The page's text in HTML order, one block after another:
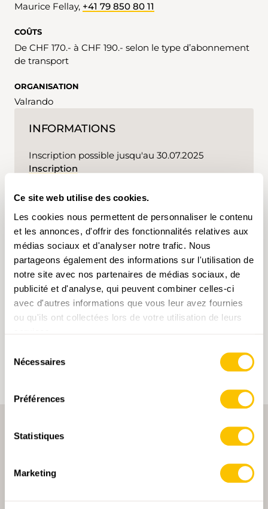
Ce site web utilise des cookies.
Les cookies nous permettent de personnaliser le contenu
et les annonces, d'offrir des fonctionnalités relatives aux
médias sociaux et d'analyser notre trafic. Nous
partageons également des informations sur l'utilisation de
notre site avec nos partenaires de médias sociaux, de
publicité et d'analyse, qui peuvent combiner celles-ci
avec d'autres informations que vous leur avez fournies
ou qu'ils ont collectées lors de votre utilisation de leurs
Nécessaires
Préférences
Statistiques
Marketing
Maurice Fellay, +41 79 850 80 11
COÛTS
De CHF 170.- à CHF 190.- selon le type d’abonnement
de transport
ORGANISATION
Valrando
INFORMATIONS
Inscription possible jusqu'au 30.07.2025
Inscription
MOTS-CLÉS
Randonnée Valais T3
En cliquant sur un mot-clé, vous pouvez l'ajouter à
votre compte d'utilisateur et obtenir des contenus